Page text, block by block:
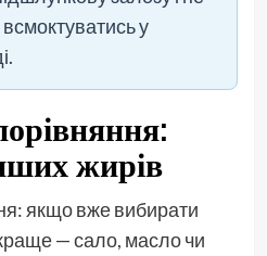
у
жирів
якщо вже вибирати
— сало, масло чи